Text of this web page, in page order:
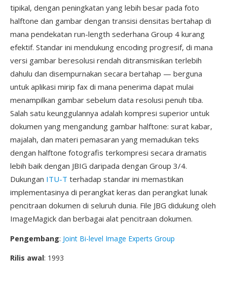
tipikal, dengan peningkatan yang lebih besar pada foto
halftone dan gambar dengan transisi densitas bertahap di
mana pendekatan run-length sederhana Group 4 kurang
efektif. Standar ini mendukung encoding progresif, di mana
versi gambar beresolusi rendah ditransmisikan terlebih
dahulu dan disempurnakan secara bertahap — berguna
untuk aplikasi mirip fax di mana penerima dapat mulai
menampilkan gambar sebelum data resolusi penuh tiba.
Salah satu keunggulannya adalah kompresi superior untuk
dokumen yang mengandung gambar halftone: surat kabar,
majalah, dan materi pemasaran yang memadukan teks
dengan halftone fotografis terkompresi secara dramatis
lebih baik dengan JBIG daripada dengan Group 3/4.
Dukungan ITU-T terhadap standar ini memastikan
implementasinya di perangkat keras dan perangkat lunak
pencitraan dokumen di seluruh dunia. File JBG didukung oleh
ImageMagick dan berbagai alat pencitraan dokumen.
Pengembang: Joint Bi-level Image Experts Group
Rilis awal: 1993